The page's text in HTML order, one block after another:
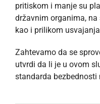
pritiskom i manje su
državnim organima,
kao i prilikom
Zahtevamo da se
utvrdi da li je u ovom
standarda bezbednosti